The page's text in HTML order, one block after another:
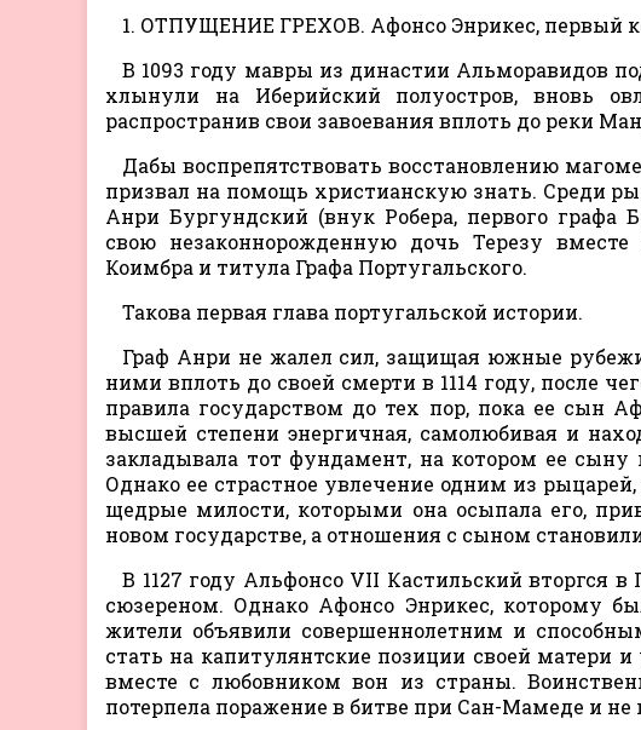
1. ОТПУЩЕНИЕ ГРЕХОВ. Афонсо Энрикес, первый
В 1093 году мавры из династии Альморавидов
хлынули на Иберийский полуостров, вновь
распространив свои завоевания вплоть до реки
Дабы воспрепятствовать восстановлению
призвал на помощь христианскую знать. Среди
Анри Бургундский (внук Робера, первого графа
свою незаконнорожденную дочь Терезу
Коимбра и титула Графа Португальского.
Такова первая глава португальской истории.
Граф Анри не жалел сил, защищая южные
ними вплоть до своей смерти в 1114 году, после
правила государством до тех пор, пока ее сын
высшей степени энергичная, самолюбивая и
закладывала тот фундамент, на котором ее сыну
Однако ее страстное увлечение одним из
щедрые милости, которыми она осыпала его,
новом государстве, а отношения с сыном
В 1127 году Альфонсо VII Кастильский вторгся
сюзереном. Однако Афонсо Энрикес, которому
жители объявили совершеннолетним и
стать на капитулянтские позиции своей матери
вместе с любовником вон из страны.
потерпела поражение в битве при Сан-Мамеде и не